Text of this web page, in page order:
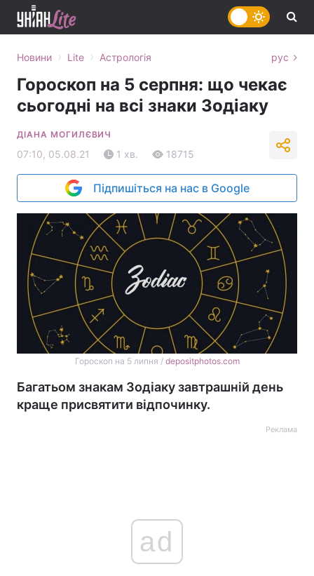
Новини › Lite › Астрологія рус
Гороскоп на 5 серпня: що чекає
сьогодні на всі знаки Зодіаку
ДІАНА МОГИЛЄВИЧ
07:10, 05.08.21 1 хв. 18715
Підпишіться на нас в Google
Гороскоп на 5 липня / depositphotos.com
Багатьом знакам Зодіаку завтрашній день
краще присвятити відпочинку.
Реклама
ad